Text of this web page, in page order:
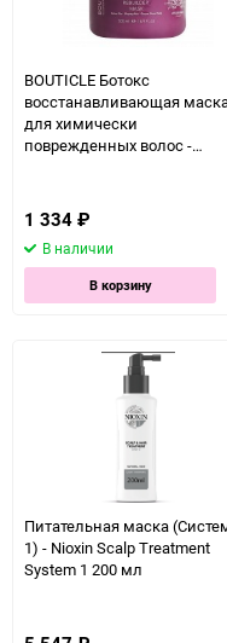
BOUTICLE Ботокс
восстанавливающая
для химически
поврежденных волос -
1 334 ₽
В наличии
В корзину
Питательная маска
1) - Nioxin Scalp Treatment
System 1 200 мл